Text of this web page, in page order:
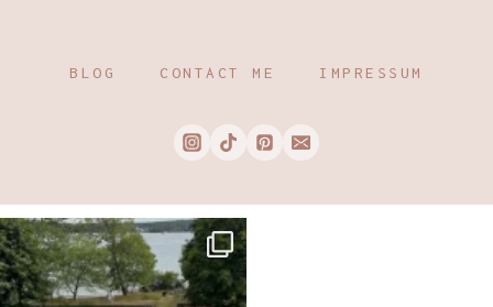
BLOG CONTACT ME IMPRESSUM